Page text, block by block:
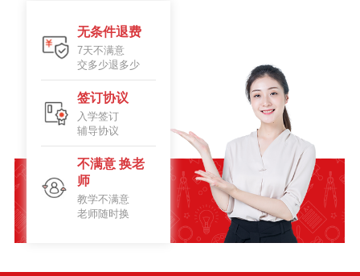
无条件退费
7天不满意
交多少退多少
签订协议
入学签订
辅导协议
不满意 换老
师
教学不满意
老师随时换